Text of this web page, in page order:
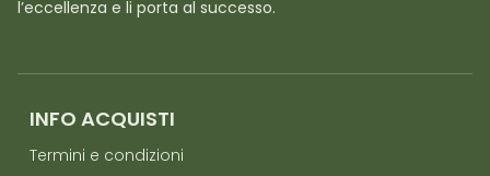
l’eccellenza e li porta al successo.
INFO ACQUISTI
Termini e condizioni